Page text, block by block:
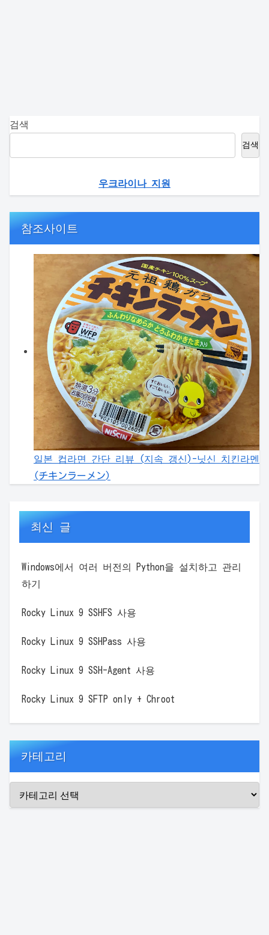
검색
검색
우크라이나 지원
참조사이트
일본 컵라면 간단 리뷰 (지속 갱신)-닛신 치킨라멘
(チキンラーメン)
최신 글
Windows에서 여러 버전의 Python을 설치하고 관리
하기
Rocky Linux 9 SSHFS 사용
Rocky Linux 9 SSHPass 사용
Rocky Linux 9 SSH-Agent 사용
Rocky Linux 9 SFTP only + Chroot
카테고리